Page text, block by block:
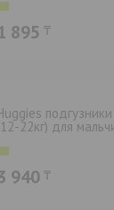
895 ₸
22кг) для
940 ₸